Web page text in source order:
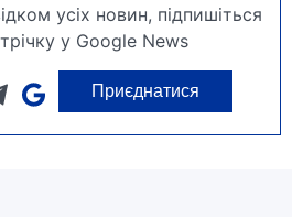
усіх новин, підпишіться
у Google News
Приєднатися